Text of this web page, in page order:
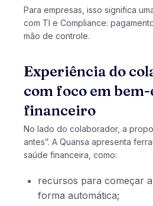
Para empresas, isso significa
com TI e Compliance:
mão de controle.
Experiência do
com foco em
financeiro
No lado do colaborador, a
antes”. A Quansa apresenta
saúde financeira, como:
recursos para começar
forma automática;